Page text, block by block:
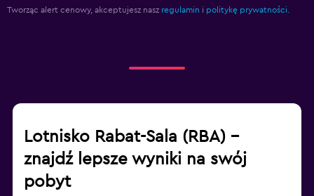
Tworząc alert cenowy, akceptujesz nasz regulamin i politykę prywatności.
Lotnisko Rabat-Sala (RBA) –
znajdź lepsze wyniki na swój
pobyt